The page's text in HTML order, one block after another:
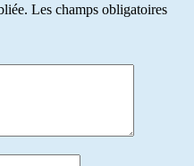
Les champs obligatoires